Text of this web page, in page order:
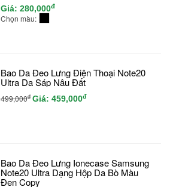
Giá: 280,000đ
Chọn màu:
Bao Da Đeo Lưng Điện Thoại Note20
Ultra Da Sáp Nâu Đất
499,000đ Giá: 459,000đ
Bao Da Đeo Lưng Ionecase Samsung
Note20 Ultra Dạng Hộp Da Bò Màu
Đen Copy